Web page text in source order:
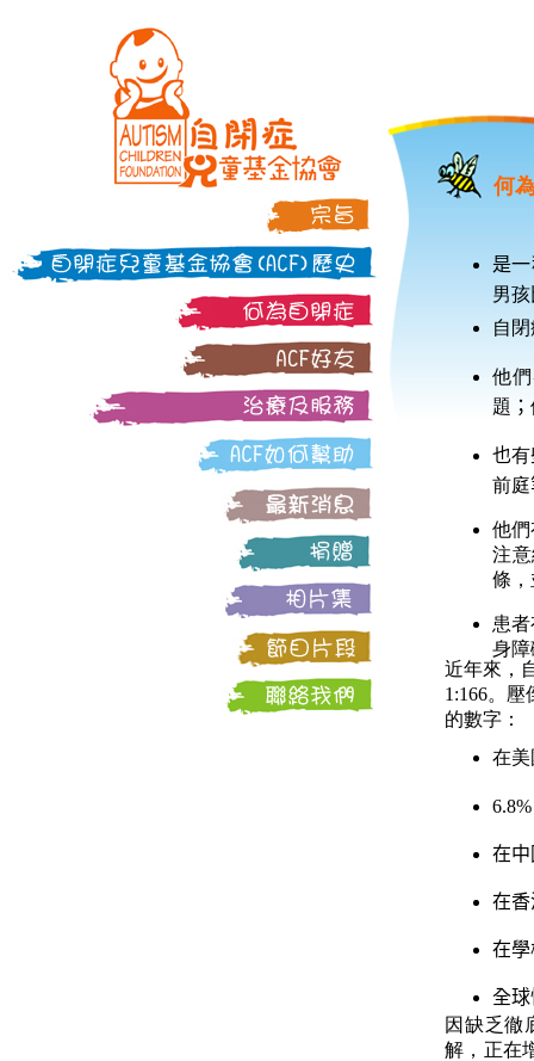
何
是
男
自
他們
題 ；
也有
前庭
他
注
條
患
身
近年來，
1:166。
的數字：
在美
6.8%
在
在香
在學
全
因缺乏徹
解，正在